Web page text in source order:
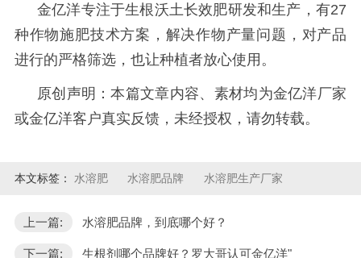
金亿洋专注于生根沃土长效肥研发和生产，有27
种作物施肥技术方案，解决作物产量问题， 对产品
进行的严格筛选，也让种植者放心使用。
原创声明：本篇文章内容、素材均为金亿洋厂家
或金亿洋客户真实反馈，未经授权，请勿转载。
本文标签： 水溶肥 水溶肥品牌 水溶肥生产厂家
上一篇: 水溶肥品牌，到底哪个好？
下一篇: 生根剂哪个品牌好？罗大哥认可金亿洋"